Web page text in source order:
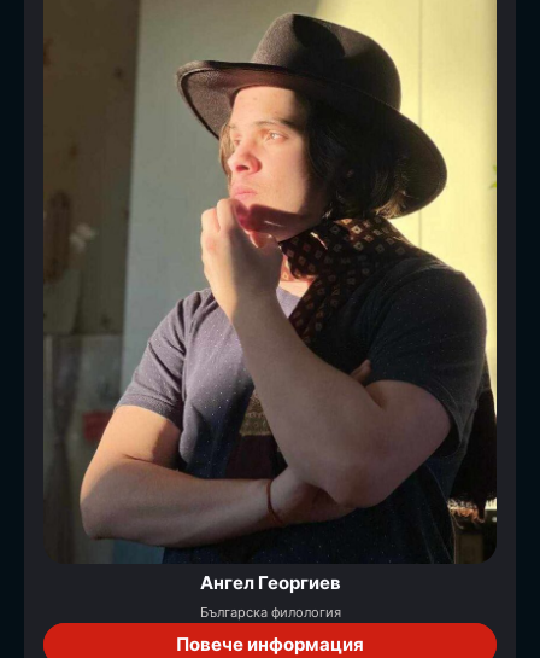
Ангел Георгиев
Българска филология
Повече информация